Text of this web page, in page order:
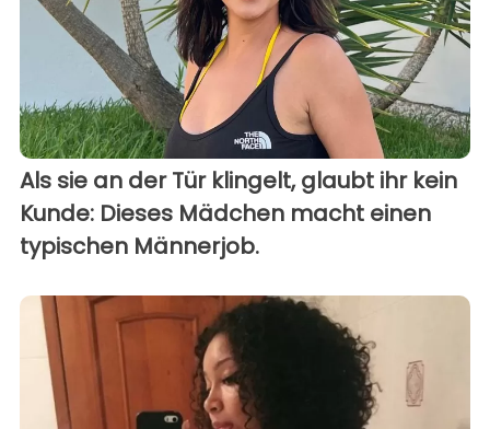
Als sie an der Tür klingelt, glaubt ihr kein
Kunde: Dieses Mädchen macht einen
typischen Männerjob.